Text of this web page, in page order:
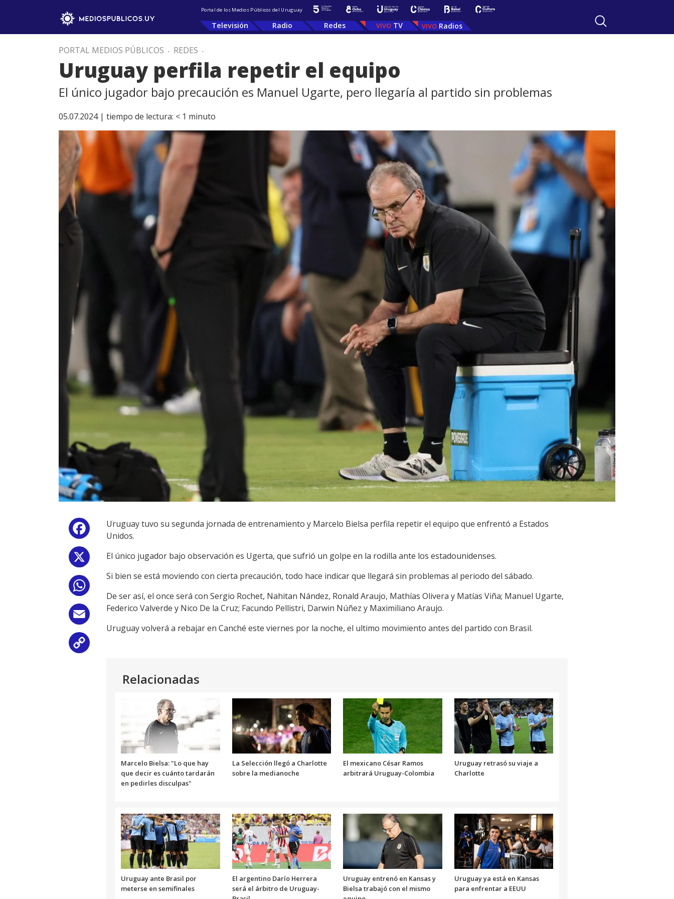
Portal de los Medios Públicos del Uruguay
Televisión Radio Redes TV Radios
PORTAL MEDIOS PÚBLICOS . REDES .
Uruguay perfila repetir el equipo
El único jugador bajo precaución es Manuel Ugarte, pero llegaría al partido sin problemas
05.07.2024 | tiempo de lectura: < 1 minuto
Facebook
Uruguay tuvo su segunda jornada de entrenamiento y Marcelo Bielsa perfila repetir el equipo que enfrentó a Estados
Unidos.
El único jugador bajo observación es Ugerta, que sufrió un golpe en la rodilla ante los estadounidenses.
Si bien se está moviendo con cierta precaución, todo hace indicar que llegará sin problemas al periodo del sábado.
De ser así, el once será con Sergio Rochet, Nahitan Nández, Ronald Araujo, Mathías Olivera y Matías Viña; Manuel Ugarte,
Federico Valverde y Nico De la Cruz; Facundo Pellistri, Darwin Núñez y Maximiliano Araujo.
Uruguay volverá a rebajar en Canché este viernes por la noche, el ultimo movimiento antes del partido con Brasil.
Relacionadas
Marcelo Bielsa: "Lo que hay
que decir es cuánto tardarán
en pedirles disculpas"
La Selección llegó a Charlotte
sobre la medianoche
El mexicano César Ramos
arbitrará Uruguay-Colombia
Uruguay retrasó su viaje a
Charlotte
Uruguay ante Brasil por
meterse en semifinales
El argentino Darío Herrera
será el árbitro de Uruguay-
Uruguay entrenó en Kansas y
Bielsa trabajó con el mismo
Uruguay ya está en Kansas
para enfrentar a EEUU